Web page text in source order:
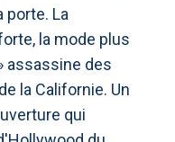
porte. La
la mode plus
assassine des
la Californie. Un
qui